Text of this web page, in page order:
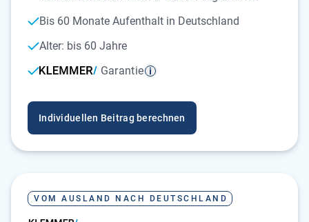
Bis 60 Monate Aufenthalt in Deutschland
Alter: bis 60 Jahre
Garantie
Individuellen Beitrag berechnen
VOM AUSLAND NACH DEUTSCHLAND